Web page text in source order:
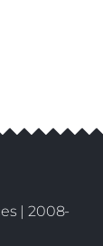
| 2008-